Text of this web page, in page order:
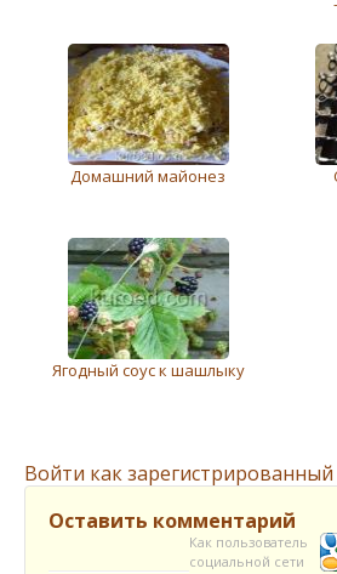
Домашний майонез
Ягодный соус к шашлыку
Войти как
Оставить комментарий
Как пользователь
социальной сети